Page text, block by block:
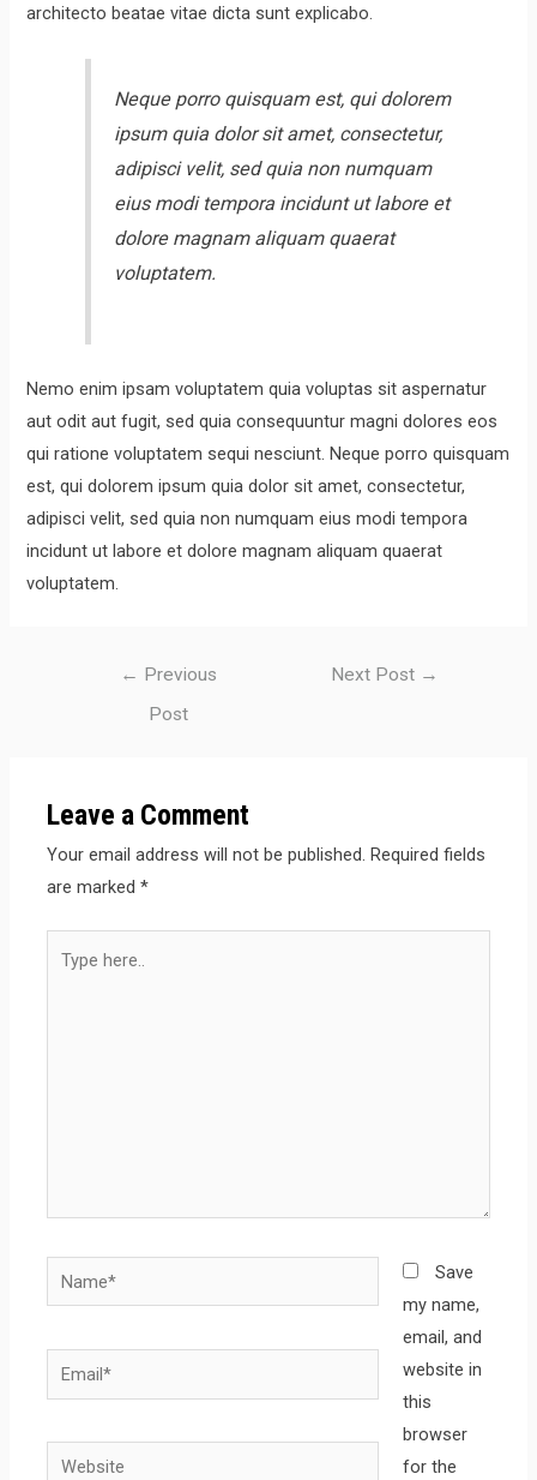
architecto beatae vitae dicta sunt explicabo.
Neque porro quisquam est, qui dolorem
ipsum quia dolor sit amet, consectetur,
adipisci velit, sed quia non numquam
eius modi tempora incidunt ut labore et
dolore magnam aliquam quaerat
voluptatem.
Nemo enim ipsam voluptatem quia voluptas sit aspernatur
aut odit aut fugit, sed quia consequuntur magni dolores eos
qui ratione voluptatem sequi nesciunt. Neque porro quisquam
est, qui dolorem ipsum quia dolor sit amet, consectetur,
adipisci velit, sed quia non numquam eius modi tempora
incidunt ut labore et dolore magnam aliquam quaerat
voluptatem.
← Previous
Post
Next Post →
Leave a Comment
Your email address will not be published. Required fields
are marked*
here..
Name*
Email*
Website
Save
my name,
email, and
website in
this
browser
for the